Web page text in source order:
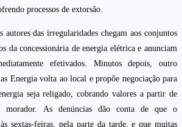
processos de extorsão.
autores das irregularidades chegam aos conjuntos
da concessionária de energia elétrica e anunciam
efetivados. Minutos depois, outro
Energia volta ao local e propõe negociação para
seja religado, cobrando valores a partir de
As denúncias dão conta de que o
sextas-feiras, pela parte da tarde, e que muitas